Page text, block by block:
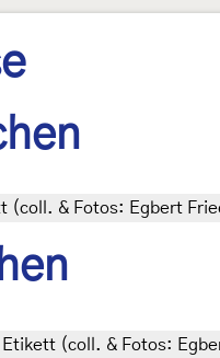
(coll. & Fotos: Egbert
(coll. & Fotos: